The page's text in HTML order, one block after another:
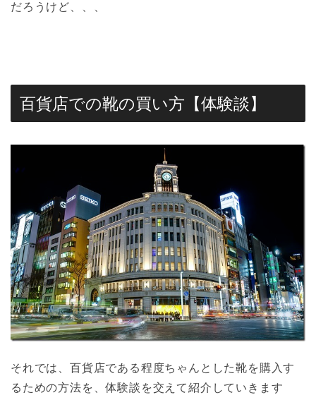
だろうけど、、、
百貨店での靴の買い方【体験談】
それでは、百貨店である程度ちゃんとした靴を購入す
るための方法を、体験談を交えて紹介していきます